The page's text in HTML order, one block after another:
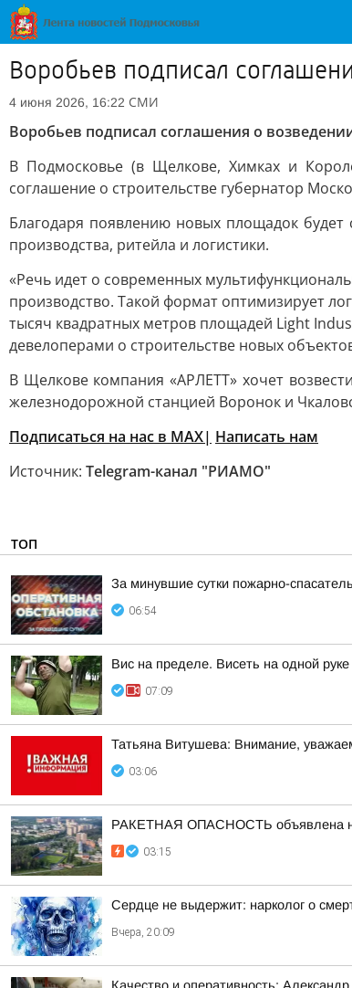
Воробьев подписал
4 июня 2026, 16:22 СМИ
Воробьев подписал соглашения о
В Подмосковье (в Щелкове, Химках и
соглашение о строительстве губернатор
Благодаря появлению новых площадок
производства, ритейла и логистики.
«Речь идет о современных
производство. Такой формат оптимизирует
тысяч квадратных метров площадей Light
девелоперами о строительстве новых
В Щелкове компания «АРЛЕТТ» хочет
железнодорожной станцией Воронок и
Подписаться на нас в MAX| Написать нам
Источник: Telegram-канал "РИАМО"
ТОП
За минувшие сутки пожарно-
06:54
Вис на пределе. Висеть на одной
07:09
Татьяна Витушева: Внимание,
03:06
РАКЕТНАЯ ОПАСНОСТЬ объявлена на
03:15
Сердце не выдержит: нарколог о
Вчера, 20:09